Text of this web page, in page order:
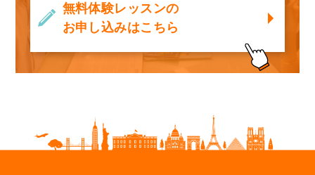
無料体験レッスンの
お申し込みはこちら